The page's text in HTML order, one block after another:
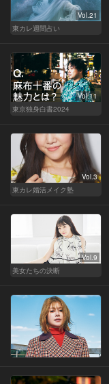
Vol.21
東カレ週間占い
Vol.11
東京独身白書2024
Vol.3
東カレ婚活メイク塾
Vol.9
美女たちの決断